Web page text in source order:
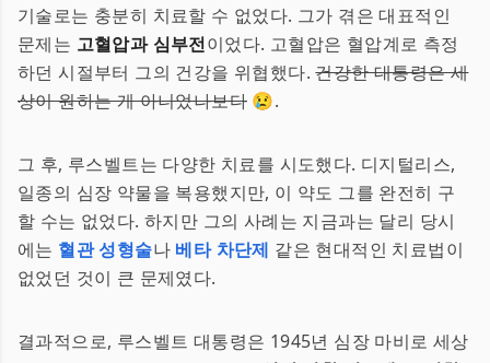
기술로는 충분히 치료할 수 없었다. 그가 겪은 대표적인
문제는 고혈압과 심부전이었다. 고혈압은 혈압계로 측정
하던 시절부터 그의 건강을 위협했다.건강한 대통령은 세
상이 원하는 게 아니었나보다 😢.
그 후, 루스벨트는 다양한 치료를 시도했다. 디지털리스,
일종의 심장 약물을 복용했지만, 이 약도 그를 완전히 구
할 수는 없었다. 하지만 그의 사례는 지금과는 달리 당시
에는 혈관 성형술나 베타 차단제 같은 현대적인 치료법이
없었던 것이 큰 문제였다.
결과적으로, 루스벨트 대통령은 1945년 심장 마비로 세상